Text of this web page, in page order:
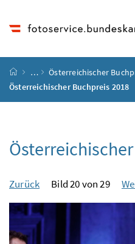
Startseite
…
Österreichischer
Österreichischer Buchpreis 2018
Zurück Bild 20 von 29